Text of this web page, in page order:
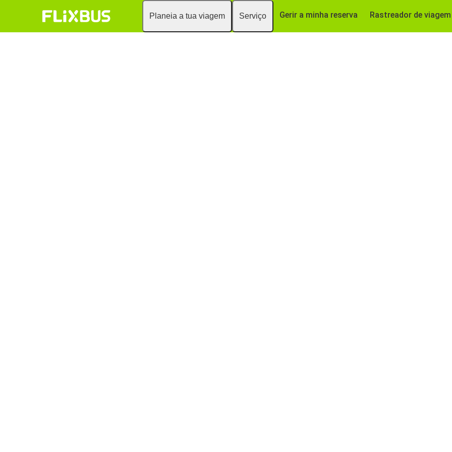
Planeia a tua viagem Serviço Gerir a minha reserva Rastreador de viagem